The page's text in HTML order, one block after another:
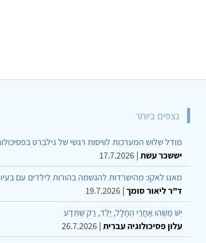
נצפים ביותר
מודל שלוש המערכות לוויסות רגשי של גילברט
יששכר עשת |
17.7.2026
מאגו לאקו: מהישרדות להגשמה בהורות לילדים עם
ד"ר ליאור סומך |
19.7.2026
יֵשׁ מַשֶּׁהוּ אַחֲרֵי הֶחָלָל, יֶלֶד, רַק שֶׁתֵּדַע
עלון פסיכולוגיה עברית |
26.7.2026